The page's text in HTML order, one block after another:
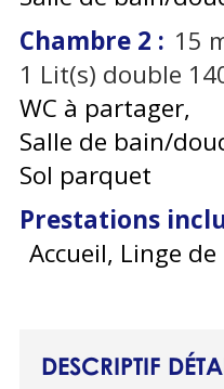
Chambre 2 : 15
1 Lit(s) double
WC à partager
Salle de bain/
Sol parquet
Prestations
Accueil, Linge
DESCRIPTIF